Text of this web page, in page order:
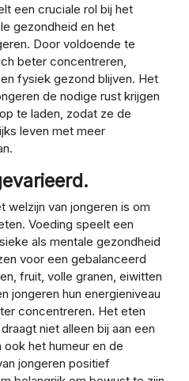
een cruciale rol bij het
gezondheid en het
Door voldoende te
beter concentreren,
fysiek gezond blijven. Het
de nodige rust krijgen
te laden, zodat ze de
leven met meer
welzijn van jongeren is om
Voeding speelt een
als mentale gezondheid
voor een gebalanceerd
fruit, volle granen, eiwitten
jongeren hun energieniveau
concentreren. Het eten
niet alleen bij aan een
ook het humeur en de
jongeren positief